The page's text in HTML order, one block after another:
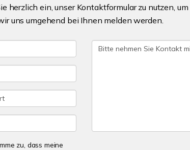
herzlich ein, unser Kontaktformular zu nutzen,
uns umgehend bei Ihnen melden werden.
zu, dass meine